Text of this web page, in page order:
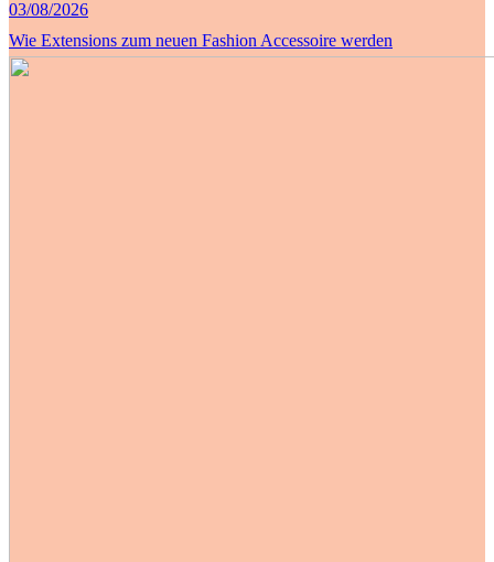
03/08/2026
Wie Extensions zum neuen Fashion Accessoire werden